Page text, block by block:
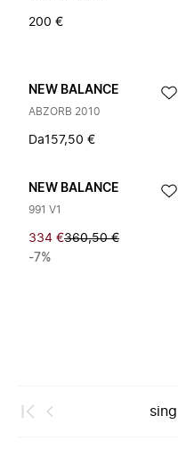
200 €
NEW BALANCE
ABZORB 2010
Da157,50 €
NEW BALANCE
991 V1
334 €360,50 €
-7%